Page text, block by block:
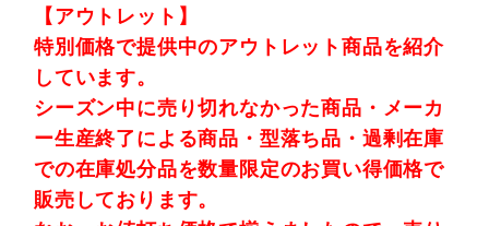
【アウトレット】
特別価格で提供中のアウトレット商品を紹介
しています。
シーズン中に売り切れなかった商品・メーカ
ー生産終了による商品・型落ち品・過剰在庫
での在庫処分品を数量限定のお買い得価格で
販売しております。